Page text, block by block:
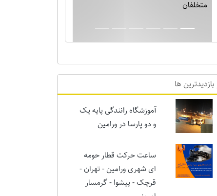
بارش برف نیم متری در ورامین! خدایا دیگر
پر بازدیدترین ها
و دو پارسا در ورامین
ساعت حرکت قطار حومه